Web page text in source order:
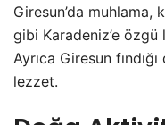
Giresun’da muhlama,
gibi Karadeniz’e
Ayrıca Giresun
lezzet.